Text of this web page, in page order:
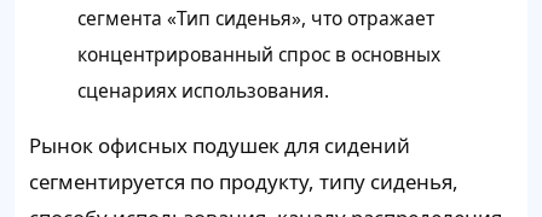
сегмента «Тип сиденья», что отражает
концентрированный спрос в основных
сценариях использования.
Рынок офисных подушек для сидений
сегментируется по продукту, типу сиденья,